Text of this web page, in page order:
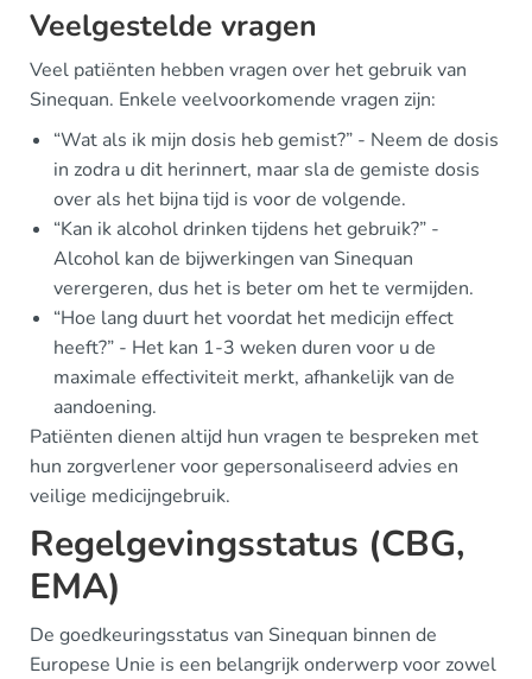
Veelgestelde vragen
Veel patiënten hebben vragen over het gebruik van
Sinequan. Enkele veelvoorkomende vragen zijn:
“Wat als ik mijn dosis heb gemist?” - Neem de dosis
in zodra u dit herinnert, maar sla de gemiste dosis
over als het bijna tijd is voor de volgende.
“Kan ik alcohol drinken tijdens het gebruik?” -
Alcohol kan de bijwerkingen van Sinequan
verergeren, dus het is beter om het te vermijden.
“Hoe lang duurt het voordat het medicijn effect
heeft?” - Het kan 1-3 weken duren voor u de
maximale effectiviteit merkt, afhankelijk van de
aandoening.
Patiënten dienen altijd hun vragen te bespreken met
hun zorgverlener voor gepersonaliseerd advies en
veilige medicijngebruik.
Regelgevingsstatus (CBG,
EMA)
De goedkeuringsstatus van Sinequan binnen de
Europese Unie is een belangrijk onderwerp voor zowel